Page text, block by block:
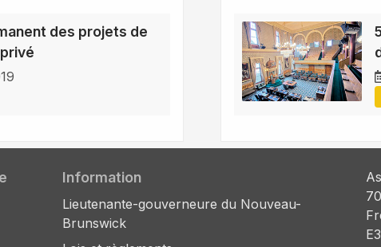
des projets de
Information
Lieutenante-gouverneure du Nouveau-
Brunswick